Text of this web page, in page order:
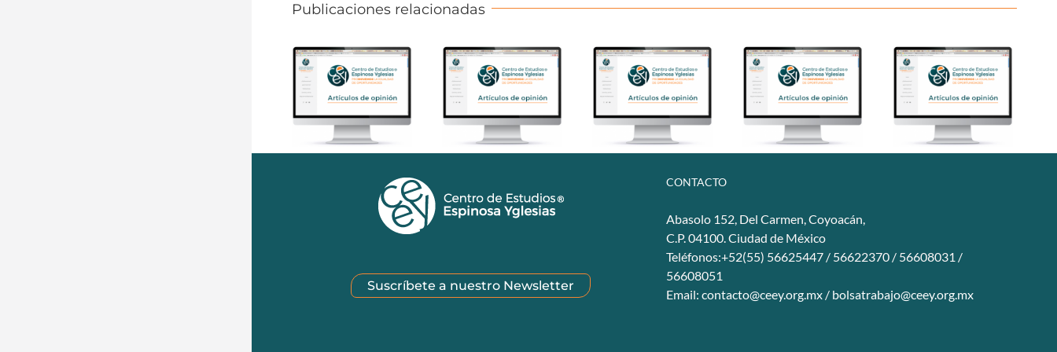
Publicaciones relacionadas
Suscríbete a nuestro Newsletter
CONTACTO
Abasolo 152, Del Carmen, Coyoacán,
C.P. 04100. Ciudad de México
Teléfonos:+52(55) 56625447 / 56622370 / 56608031 /
56608051
Email: contacto@ceey.org.mx / bolsatrabajo@ceey.org.mx